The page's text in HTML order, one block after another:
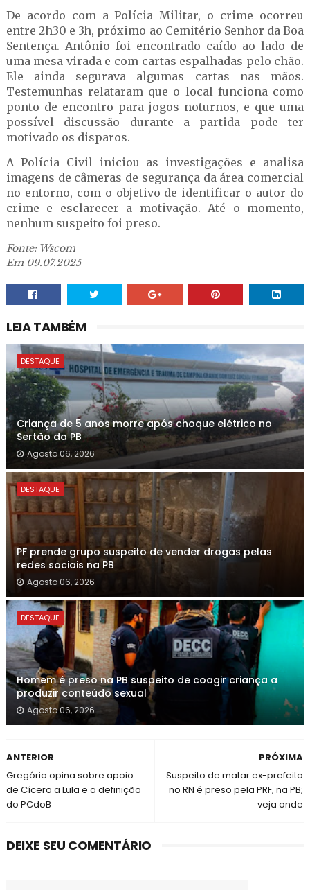
De acordo com a Polícia Militar, o crime ocorreu
entre 2h30 e 3h, próximo ao Cemitério Senhor da Boa
Sentença. Antônio foi encontrado caído ao lado de
uma mesa virada e com cartas espalhadas pelo chão.
Ele ainda segurava algumas cartas nas mãos.
Testemunhas relataram que o local funciona como
ponto de encontro para jogos noturnos, e que uma
possível discussão durante a partida pode ter
motivado os disparos.
A Polícia Civil iniciou as investigações e analisa
imagens de câmeras de segurança da área comercial
no entorno, com o objetivo de identificar o autor do
crime e esclarecer a motivação. Até o momento,
nenhum suspeito foi preso.
Fonte: Wscom
Em 09.07.2025
LEIA TAMBÉM
DESTAQUE
Criança de 5 anos morre após choque elétrico no
Sertão da PB
Agosto 06, 2026
DESTAQUE
PF prende grupo suspeito de vender drogas pelas
redes sociais na PB
Agosto 06, 2026
DESTAQUE
Homem é preso na PB suspeito de coagir criança a
produzir conteúdo sexual
Agosto 06, 2026
PRÓXIMA
Suspeito de matar ex-prefeito
no RN é preso pela PRF, na PB;
veja onde
ANTERIOR
Gregória opina sobre apoio
de Cícero a Lula e a definição
do PCdoB
DEIXE SEU COMENTÁRIO